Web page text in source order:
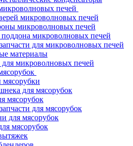
печей
микроволновых печей
микроволновых печей
микроволновых печей
для микроволновых печей
материалы
для микроволновых печей
мясорубки
для мясорубок
мясорубок
для мясорубок
для мясорубок
мясорубок